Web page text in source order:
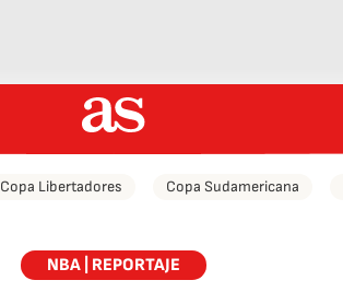
Copa Libertadores Copa Sudamericana
NBA | REPORTAJE